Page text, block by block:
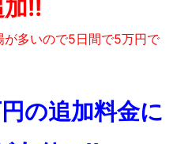
!!
が多いので5日間で5万円で
の追加料金に